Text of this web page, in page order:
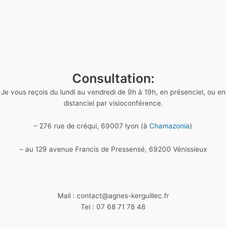
Consultation:
Je vous reçois du lundi au vendredi de 9h à 19h, en présenciel, ou en
distanciel par visioconférence.
– 276 rue de créqui, 69007 lyon (à Chamazonia)
– au 129 avenue Francis de Pressensé, 69200 Vénissieux
Mail : contact@agnes-kerguillec.fr
Tel : 07 68 71 78 48